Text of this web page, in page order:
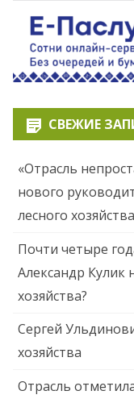
СВЕЖИЕ
«Отрасль
нового
лесного хозяйства
Почти четыре
Александр Кулик
хозяйства?
Сергей
хозяйства
Отрасль